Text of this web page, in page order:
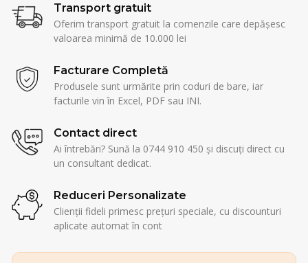
Transport gratuit
Oferim transport gratuit la comenzile care depășesc
valoarea minimă de 10.000 lei
Facturare Completă
Produsele sunt urmărite prin coduri de bare, iar
facturile vin în Excel, PDF sau INI.
Contact direct
Ai întrebări? Sună la 0744 910 450 și discuți direct cu
un consultant dedicat.
Reduceri Personalizate
Clienții fideli primesc prețuri speciale, cu discounturi
aplicate automat în cont